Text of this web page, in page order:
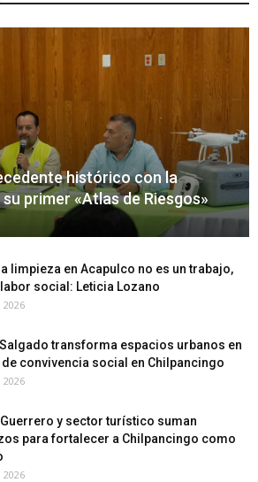
histórico con la
primer «Atlas de Riesgos»
limpieza en Acapulco no es un trabajo,
social: Leticia Lozano
2026
Salgado transforma espacios urbanos en
de convivencia social en Chilpancingo
2026
y sector turístico suman
para fortalecer a Chilpancingo como
2026